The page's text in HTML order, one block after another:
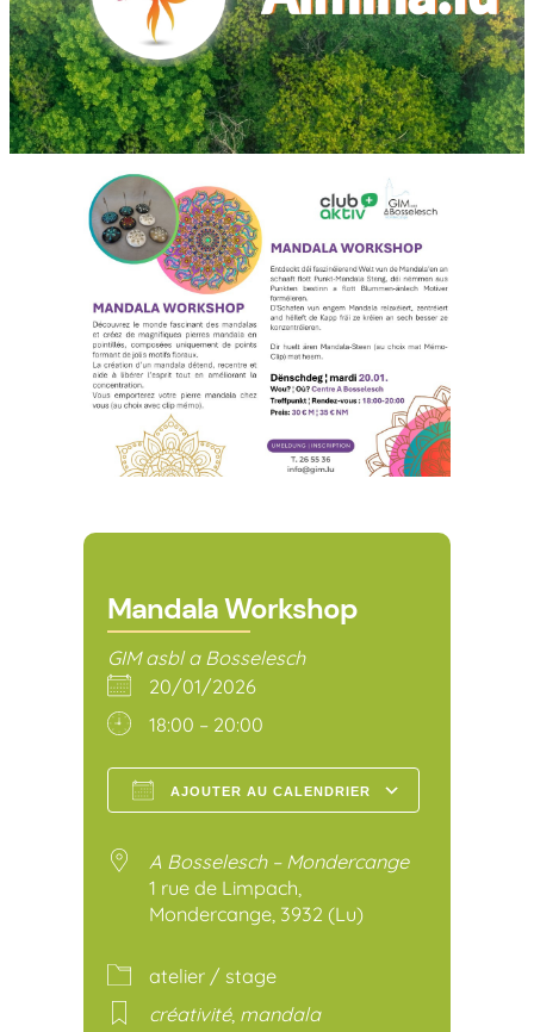
Mandala Workshop
GIM asbl a Bosselesch
20/01/2026
18:00 – 20:00
AJOUTER AU CALENDRIER
A Bosselesch – Mondercange
1 rue de Limpach,
Mondercange, 3932 (Lu)
atelier / stage
créativité, mandala